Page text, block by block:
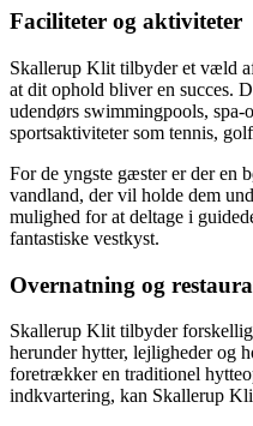
Faciliteter og aktiviteter
Skallerup Klit tilbyder et væld
at dit ophold bliver en succes.
udendørs swimmingpools, spa-
sportsaktiviteter som tennis,
For de yngste gæster er der en
vandland, der vil holde dem
mulighed for at deltage i
fantastiske vestkyst.
Overnatning og
Skallerup Klit tilbyder
herunder hytter, lejligheder og
foretrækker en traditionel
indkvartering, kan Skallerup